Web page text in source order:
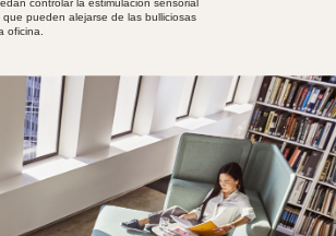
controlar la estimulación sensorial
pueden alejarse de las bulliciosas
oficina.